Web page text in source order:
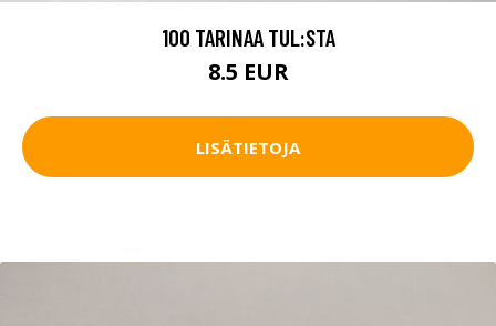
100 TARINAA TUL:STA
8.5 EUR
LISÄTIETOJA